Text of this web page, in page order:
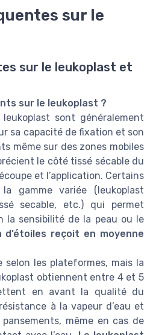
sur le
sur le leukoplast et
sur le leukoplast ?
sont généralement
sa capacité de fixation et son
même sur des zones mobiles
le côté tissé sécable du
et l’application. Certains
gamme variée (leukoplast
secable, etc.) qui permet
la sensibilité de la peau ou le
d’étoiles reçoit en moyenne
selon les plateformes, mais la
obtiennent entre 4 et 5
en avant la qualité du
à la vapeur d’eau et
même en cas de